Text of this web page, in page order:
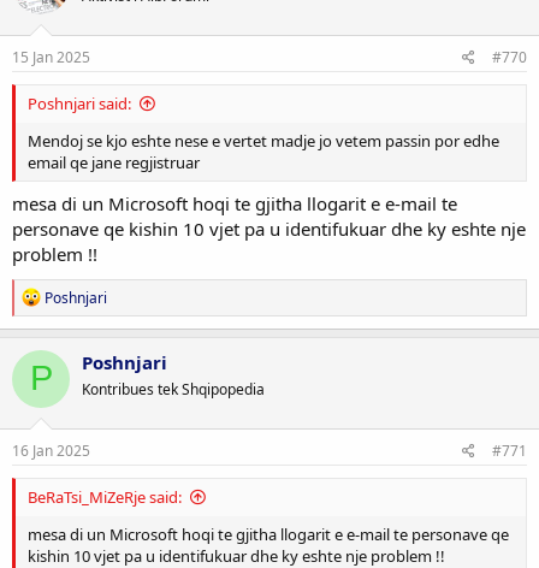
o
n
s
15 Jan 2025 #770
Poshnjari said:
Mendoj se kjo eshte nese e vertet madje jo vetem passin por edhe
email qe jane regjistruar
mesa di un Microsoft hoqi te gjitha llogarit e e-mail te
personave qe kishin 10 vjet pa u identifukuar dhe ky eshte nje
problem !!
R
e
a
c
t
o
n
s
Poshnjari
P Poshnjari
Kontribues tek Shqipopedia
16 Jan 2025 #771
BeRaTsi_MiZeRje said:
mesa di un Microsoft hoqi te gjitha llogarit e e-mail te personave qe
kishin 10 vjet pa u identifukuar dhe ky eshte nje problem !!